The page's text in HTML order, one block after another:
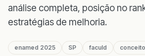
análise completa, posição no
estratégias de melhoria.
enamed 2025 SP faculd